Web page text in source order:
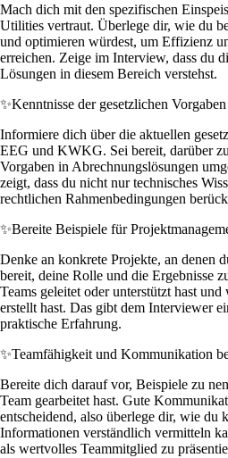
Mach dich mit den spezifischen
Utilities vertraut. Überlege dir, wie du
und optimieren würdest, um Effizienz
erreichen. Zeige im Interview, dass du
Lösungen in diesem Bereich verstehst.
✨Kenntnisse der gesetzlichen Vorgaben
Informiere dich über die aktuellen
EEG und KWKG. Sei bereit, darüber
Vorgaben in Abrechnungslösungen
zeigt, dass du nicht nur technisches
rechtlichen Rahmenbedingungen
✨Bereite Beispiele für
Denke an konkrete Projekte, an denen
bereit, deine Rolle und die Ergebnisse
Teams geleitet oder unterstützt hast
erstellt hast. Das gibt dem Interviewer
praktische Erfahrung.
✨Teamfähigkeit und Kommunikation
Bereite dich darauf vor, Beispiele zu
Team gearbeitet hast. Gute
entscheidend, also überlege dir, wie du
Informationen verständlich vermitteln
als wertvolles Teammitglied zu